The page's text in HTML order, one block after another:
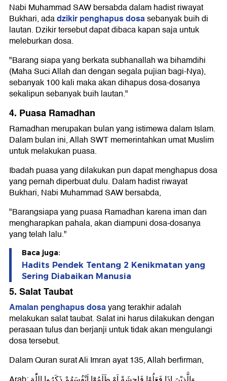
Nabi Muhammad SAW bersabda dalam hadist riwayat
Bukhari, adadzikir penghapus dosasebanyak buih di
lautan. Dzikir tersebut dapat dibaca kapan saja untuk
meleburkan dosa.
"Barang siapa yang berkata subhanallah wa bihamdihi
(Maha Suci Allah dan dengan segala pujian bagi-Nya),
sebanyak 100 kali maka akan dihapus dosa-dosanya
sekalipun sebanyak buih lautan."
4. Puasa Ramadhan
Ramadhan merupakan bulan yang istimewa dalam Islam.
Dalam bulan ini, Allah SWT memerintahkan umat Muslim
untuk melakukan puasa.
Ibadah puasa yang dilakukan pun dapat menghapus dosa
yang pernah diperbuat dulu. Dalam hadist riwayat
Bukhari, Nabi Muhammad SAW bersabda,
"Barangsiapa yang puasa Ramadhan karena iman dan
mengharapkan pahala, akan diampuni dosa-dosanya
yang telah lalu."
Baca juga:
Hadits Pendek Tentang 2 Kenikmatan yang
Sering Diabaikan Manusia
5. Salat Taubat
Amalan penghapus dosayang terakhir adalah
melakukan salat taubat. Salat ini harus dilakukan dengan
perasaan tulus dan berjanji untuk tidak akan mengulangi
dosa tersebut.
Dalam Quran surat Ali Imran ayat 135, Allah berfirman,